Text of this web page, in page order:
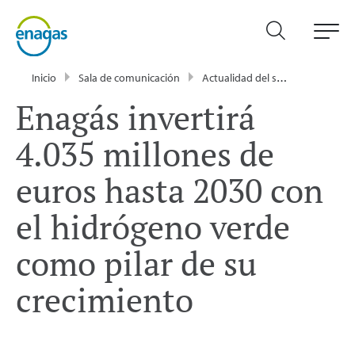
Inicio Sala de comunicación Actualidad del sector energético - Enagás
Enagás invertirá
4.035 millones de
euros hasta 2030 con
el hidrógeno verde
como pilar de su
crecimiento